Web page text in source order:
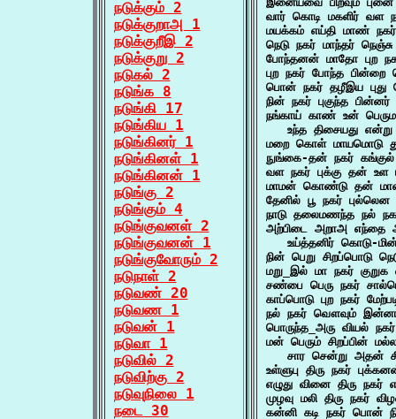
நடுக்கும் 2
நடுக்குறாஅ 1
நடுக்குறீஇ 2
நடுக்குறு 2
நடுகல் 2
நடுங்க 8
நடுங்கி 17
நடுங்கிய 1
நடுங்கினர் 1
நடுங்கினள் 1
நடுங்கினன் 1
நடுங்கு 2
நடுங்கும் 4
நடுங்குவனள் 2
நடுங்குவனன் 1
நடுங்குவோரும் 2
நடுநாள் 2
நடுவண் 20
நடுவண 1
நடுவன் 1
நடுவா 1
நடுவில் 2
நடுவிற்கு 2
நடுவுநிலை 1
நடை 30
வார் கொடி மகளிர் வள
மயக்கம் எய்தி மாண்
நெடு நகர் மாந்தர்
போந்தனன் மாதோ புற
புற நகர் போந்த
பொன் நகர் தழீஇய
நின் நகர் புகுந்த
நங்காய் காண் உன்
உந்த திசையது
மறை கொள் மாயமொடு
நுங்கை-தன் நகர்
வள நகர் புக்கு தன்
மாமன் கொண்டு தன்
தேனில் பூ நகர்
நாடு தலைமணந்த நல்
அற்பிடை அறாஅ எந்தை
உய்த்தனிர் கொடு-
நின் பெறு சிறப்பொடு
மறு_இல் மா நகர்
சண்பை பெரு நகர்
காப்பொடு புற நகர்
நல் நகர் வௌவும்
பொருந்த_அரு வியல்
மன் பெரும் சிறப்பின்
சார சென்று அதன்
உள்ளுபு திரு நகர்
எழுது வினை திரு நகர்
முழவு மலி திரு நகர்
கன்னி கடி நகர் பொன்